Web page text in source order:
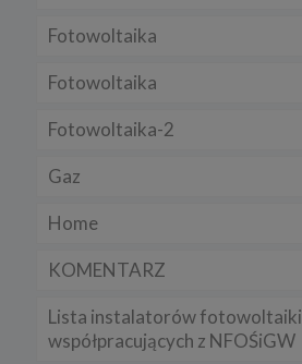
Fotowoltaika
Fotowoltaika
Fotowoltaika-2
Gaz
Home
KOMENTARZ
Lista instalatorów fotowoltaiki
współpracujących z NFOŚiGW